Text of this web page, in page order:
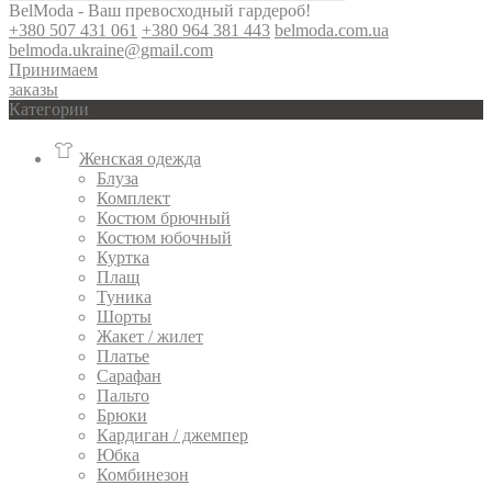
BelModa - Ваш превосходный гардероб!
+380 507 431 061 +380 964 381 443 belmoda.com.ua
belmoda.ukraine@gmail.com
Принимаем
заказы
Категории
Женская одежда
Блуза
Комплект
Костюм брючный
Костюм юбочный
Куртка
Плащ
Туника
Шорты
Жакет / жилет
Платье
Сарафан
Пальто
Брюки
Кардиган / джемпер
Юбка
Комбинезон